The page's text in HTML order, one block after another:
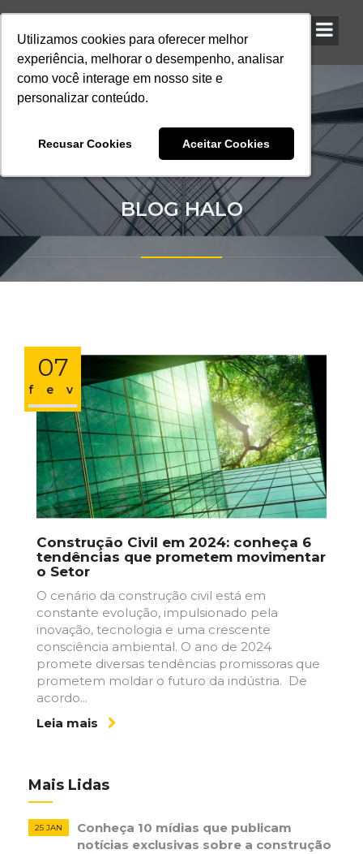
Utilizamos cookies para oferecer melhor
experiência, melhorar o desempenho, analisar
como você interage em nosso site e
personalizar conteúdo.
Recusar Cookies Aceitar Cookies
Utilizamos cookies para oferecer melhor
experiência, melhorar o desempenho, analisar
como você interage em nosso site e
personalizar conteúdo.
Recusar Cookies Aceitar Cookies
Utilizamos cookies para oferecer melhor
experiência, melhorar o desempenho, analisar
como você interage em nosso site e
personalizar conteúdo.
Recusar Cookies Aceitar Cookies
BLOG HALO
07
fev
Construção Civil em 2024: conheça 6
tendências que prometem movimentar
o Setor
O cenário da construção civil está em
constante evolução, impulsionado pela
inovação, tecnologia e uma crescente
consciência ambiental. O ano de 2024
promete diversas tendências promissoras que
prometem moldar o futuro da indústria. De
acordo...
Leia mais
Mais Lidas
25 JAN
Conheça 10 mídias que publicam
notícias ​exclusivas sobre​ ​a construção​ ​